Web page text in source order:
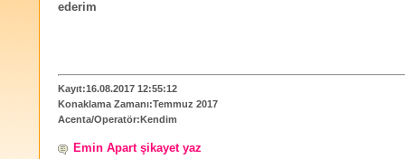
ederim
Kayıt:16.08.2017 12:55:12
Konaklama Zamanı:Temmuz 2017
Acenta/Operatör:Kendim
Emin Apart şikayet yaz